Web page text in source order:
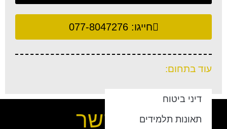
חייגו:077-8047276
עוד בתחום:
דיני ביטוח
תאונות תלמידיםצור קשר